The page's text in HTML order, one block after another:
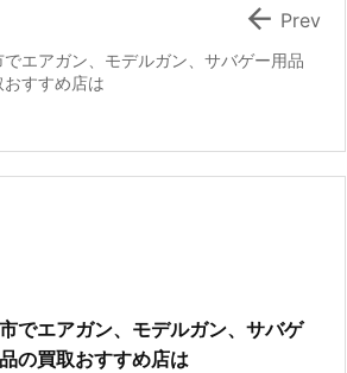
でエアガン、モデルガン、サバゲー用品
おすすめ店は
 Prev
でエアガン、モデルガン、サバゲ
の買取おすすめ店は